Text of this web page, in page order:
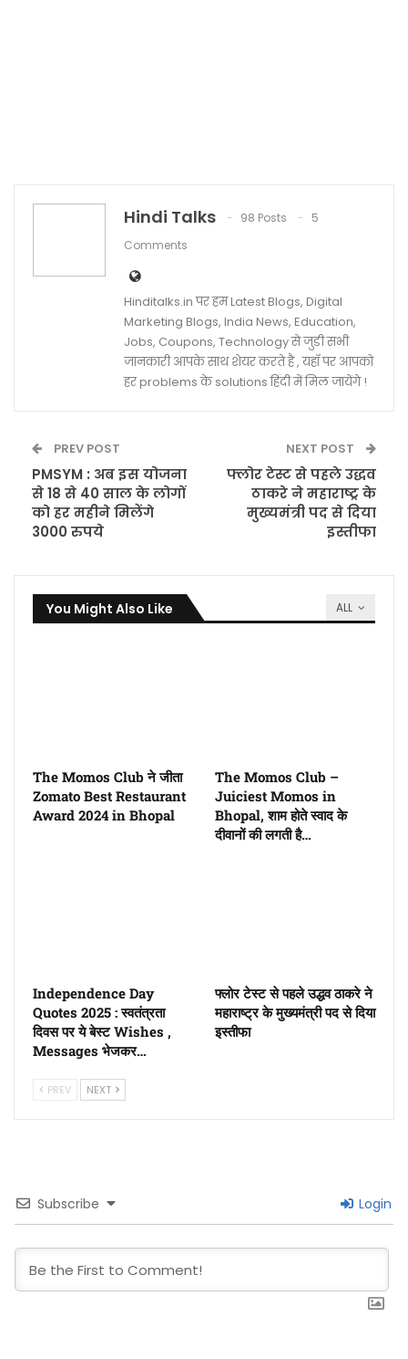
Hindi Talks 98 Posts
5
Comments
Hinditalks.in पर हम Latest Blogs, Digital
Marketing Blogs, India News, Education,
Jobs, Coupons, Technology से जुडी सभी
जानकारी आपके साथ शेयर करते है , यहाँ पर आपको
हर problems के solutions हिंदी में मिल जायेंगे !
PREV POST
PMSYM : अब इस योजना
से 18 से 40 साल के लोगों
को हर महीने मिलेंगे
3000 रुपये
NEXT POST
फ्लोर टेस्ट से पहले उद्धव
ठाकरे ने महाराष्ट्र के
मुख्यमंत्री पद से दिया
इस्तीफा
ALL
You Might Also Like
The Momos Club ने जीता
Zomato Best Restaurant
Award 2024 in Bhopal
The Momos Club –
Juiciest Momos in
Bhopal, शाम होते स्वाद के
दीवानों की लगती है…
Independence Day
Quotes 2025 : स्वतंत्रता
दिवस पर ये बेस्ट Wishes ,
Messages भेजकर…
फ्लोर टेस्ट से पहले उद्धव ठाकरे ने
महाराष्ट्र के मुख्यमंत्री पद से दिया
इस्तीफा
PREV NEXT
Subscribe Login